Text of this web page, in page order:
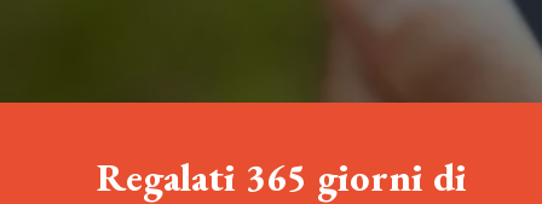
Regalati 365 giorni di